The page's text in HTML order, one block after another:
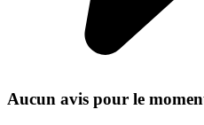
Aucun avis pour le